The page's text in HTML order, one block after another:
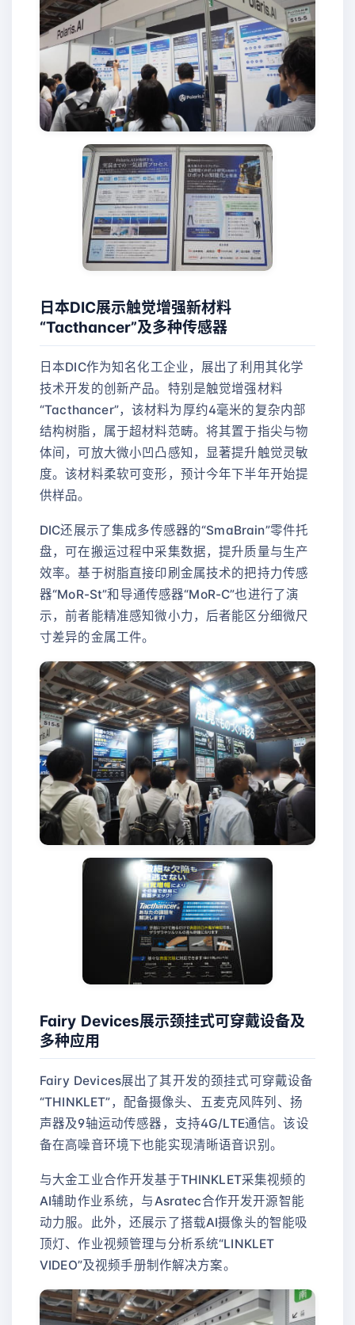
日本DIC展示触觉增强新材料
“Tacthancer”及多种传感器
日本DIC作为知名化工企业，展出了利用其化学
技术开发的创新产品。特别是触觉增强材料
“Tacthancer”，该材料为厚约4毫米的复杂内部
结构树脂，属于超材料范畴。将其置于指尖与物
体间，可放大微小凹凸感知，显著提升触觉灵敏
度。该材料柔软可变形，预计今年下半年开始提
供样品。
DIC还展示了集成多传感器的“SmaBrain”零件托
盘，可在搬运过程中采集数据，提升质量与生产
效率。基于树脂直接印刷金属技术的把持力传感
器“MoR-St”和导通传感器“MoR-C”也进行了演
示，前者能精准感知微小力，后者能区分细微尺
寸差异的金属工件。
Fairy Devices展示颈挂式可穿戴设备及
多种应用
Fairy Devices展出了其开发的颈挂式可穿戴设备
“THINKLET”，配备摄像头、五麦克风阵列、扬
声器及9轴运动传感器，支持4G/LTE通信。该设
备在高噪音环境下也能实现清晰语音识别。
与大金工业合作开发基于THINKLET采集视频的
AI辅助作业系统，与Asratec合作开发开源智能
动力服。此外，还展示了搭载AI摄像头的智能吸
顶灯、作业视频管理与分析系统“LINKLET
VIDEO”及视频手册制作解决方案。